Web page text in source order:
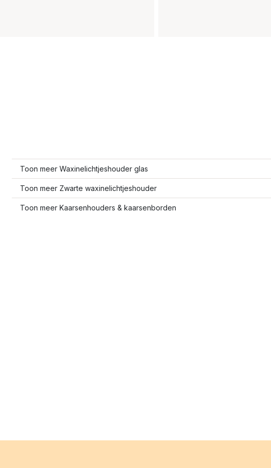
Toon meer Waxinelichtjeshouder glas
Toon meer Zwarte waxinelichtjeshouder
Toon meer Kaarsenhouders & kaarsenborden